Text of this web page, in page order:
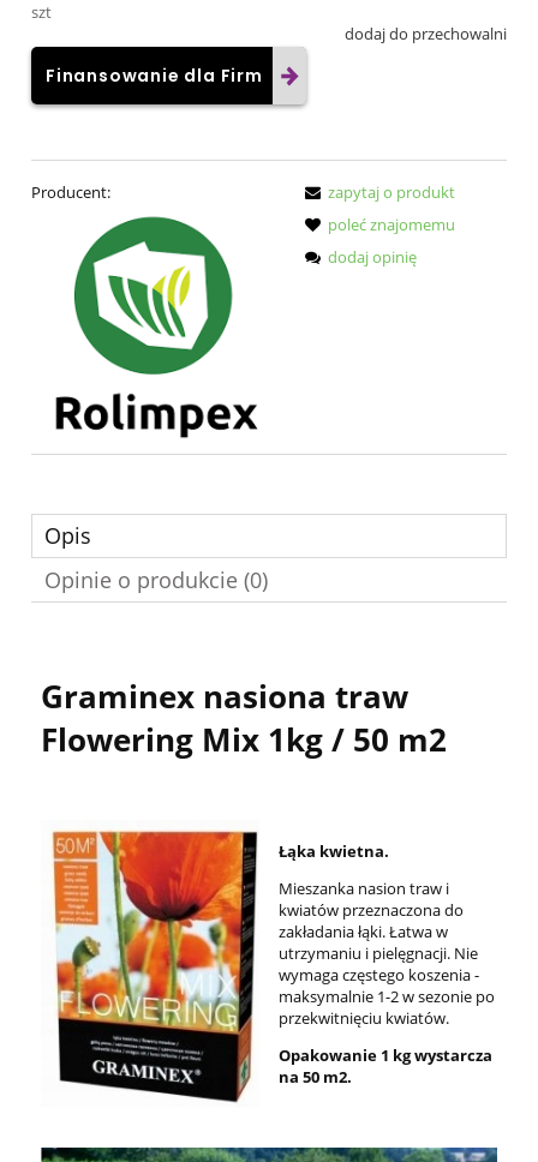
szt
dodaj do przechowalni
Finansowanie dla Firm
Producent:
zapytaj o produkt
poleć znajomemu
dodaj opinię
Opis
Opinie o produkcie (0)
Graminex nasiona traw
Flowering Mix 1kg / 50 m2
Łąka kwietna.
Mieszanka nasion traw i
kwiatów przeznaczona do
zakładania łąki. Łatwa w
utrzymaniu i pielęgnacji. Nie
wymaga częstego koszenia -
maksymalnie 1-2 w sezonie po
przekwitnięciu kwiatów.
Opakowanie 1 kg wystarcza
na 50 m2.